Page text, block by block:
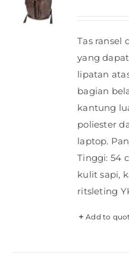
Tas ransel
yang
lipatan
bagian
kantung
poliester
laptop.
Tinggi: 54
kulit sapi,
ritsleting
Add to